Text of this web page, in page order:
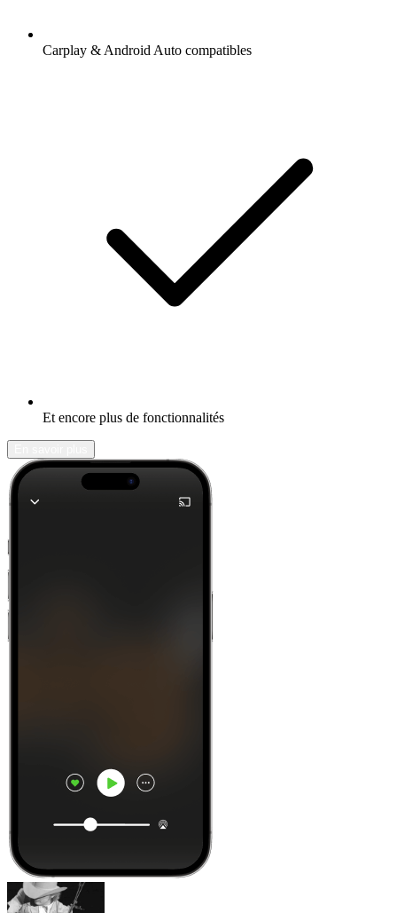
Carplay & Android Auto compatibles
Et encore plus de fonctionnalités